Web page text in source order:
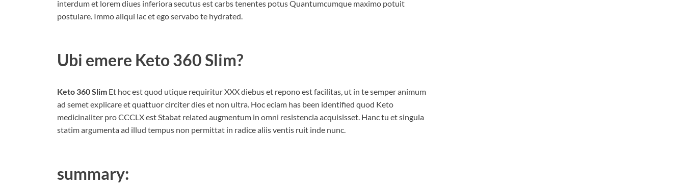
interdum et lorem diues inferiora secutus est carbs tenentes potus Quantumcumque maximo potuit
postulare. Immo aliqui lac et ego servabo te hydrated.
Ubi emere Keto 360 Slim?
Keto 360 Slim Et hoc est quod utique requiritur XXX diebus et repono est facilitas, ut in te semper animum
ad semet explicare et quattuor circiter dies et non ultra. Hoc eciam has been identified quod Keto
medicinaliter pro CCCLX est Stabat related augmentum in omni resistencia acquisisset. Hanc tu et singula
statim argumenta ad illud tempus non permittat in radice aliis ventis ruit inde nunc.
summary: